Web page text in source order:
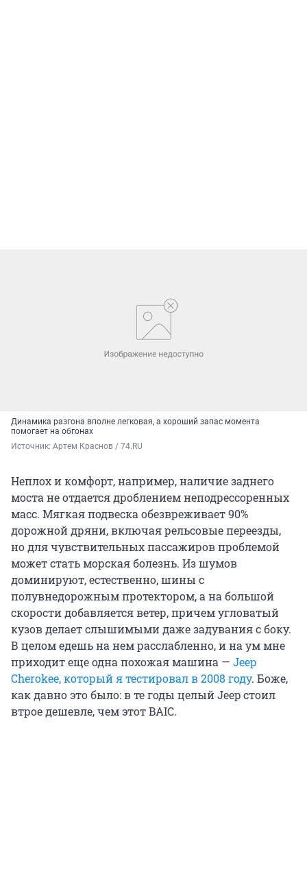
Динамика разгона вполне легковая, а хороший запас момента
помогает на обгонах
Источник: Артем Краснов / 74.RU
Неплох и комфорт, например, наличие заднего
моста не отдается дроблением неподрессоренных
масс. Мягкая подвеска обезвреживает 90%
дорожной дряни, включая рельсовые переезды,
но для чувствительных пассажиров проблемой
может стать морская болезнь. Из шумов
доминируют, естественно, шины с
полувнедорожным протектором, а на большой
скорости добавляется ветер, причем угловатый
кузов делает слышимыми даже задувания с боку.
В целом едешь на нем расслабленно, и на ум мне
приходит еще одна похожая машина — Jeep
Cherokee, который я тестировал в 2008 году. Боже,
как давно это было: в те годы целый Jeep стоил
втрое дешевле, чем этот BAIC.